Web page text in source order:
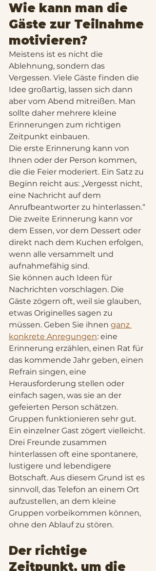
Wie kann man die
Gäste zur Teilnahme
motivieren?
Meistens ist es nicht die
Ablehnung, sondern das
Vergessen. Viele Gäste finden die
Idee großartig, lassen sich dann
aber vom Abend mitreißen. Man
sollte daher mehrere kleine
Erinnerungen zum richtigen
Zeitpunkt einbauen.
Die erste Erinnerung kann von
Ihnen oder der Person kommen,
die die Feier moderiert. Ein Satz zu
Beginn reicht aus: „Vergesst nicht,
eine Nachricht auf dem
Anrufbeantworter zu hinterlassen.“
Die zweite Erinnerung kann vor
dem Essen, vor dem Dessert oder
direkt nach dem Kuchen erfolgen,
wenn alle versammelt und
aufnahmefähig sind.
Sie können auch Ideen für
Nachrichten vorschlagen. Die
Gäste zögern oft, weil sie glauben,
etwas Originelles sagen zu
müssen. Geben Sie ihnen ganz
konkrete Anregungen: eine
Erinnerung erzählen, einen Rat für
das kommende Jahr geben, einen
Refrain singen, eine
Herausforderung stellen oder
einfach sagen, was sie an der
gefeierten Person schätzen.
Gruppen funktionieren sehr gut.
Ein einzelner Gast zögert vielleicht.
Drei Freunde zusammen
hinterlassen oft eine spontanere,
lustigere und lebendigere
Botschaft. Aus diesem Grund ist es
sinnvoll, das Telefon an einem Ort
aufzustellen, an dem kleine
Gruppen vorbeikommen können,
ohne den Ablauf zu stören.
Der richtige
Zeitpunkt, um die